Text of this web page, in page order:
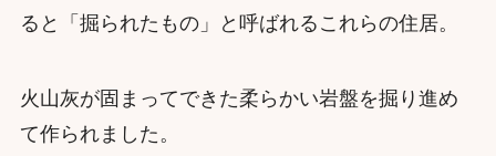
ると「掘られたもの」と呼ばれるこれらの住居。
火山灰が固まってできた柔らかい岩盤を掘り進め
て作られました。